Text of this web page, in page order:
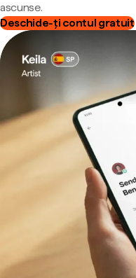
ascunse.
Deschide-ți contul gratuit